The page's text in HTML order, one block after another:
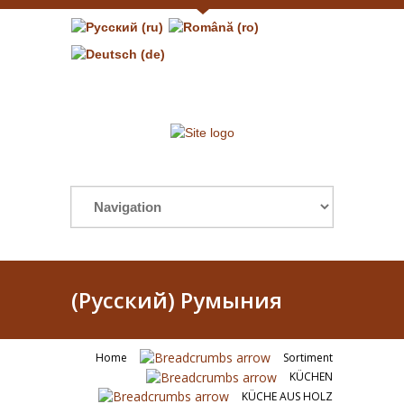
(Русский) Румыния
Home
Sortiment
KÜCHEN
KÜCHE AUS HOLZ